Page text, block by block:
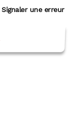
Signaler une erreur